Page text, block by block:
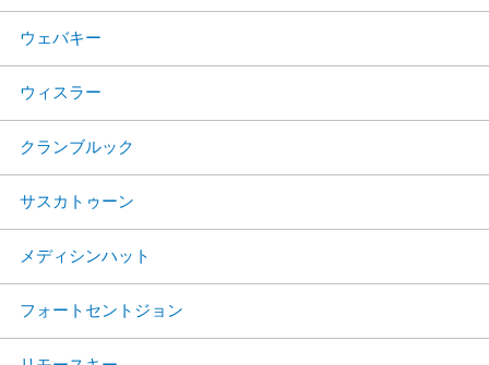
ウェバキー
ウィスラー
クランブルック
サスカトゥーン
メディシンハット
フォートセントジョン